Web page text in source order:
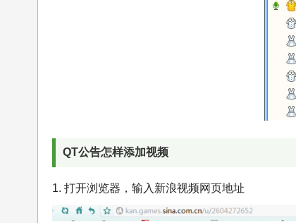
QT公告怎样添加视频
1. 打开浏览器，输入新浪视频网页地址